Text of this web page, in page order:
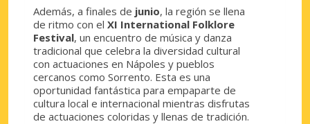
Además, a finales de junio, la región se llena
de ritmo con el XI International Folklore
Festival, un encuentro de música y danza
tradicional que celebra la diversidad cultural
con actuaciones en Nápoles y pueblos
cercanos como Sorrento. Esta es una
oportunidad fantástica para empaparte de
cultura local e internacional mientras disfrutas
de actuaciones coloridas y llenas de tradición.